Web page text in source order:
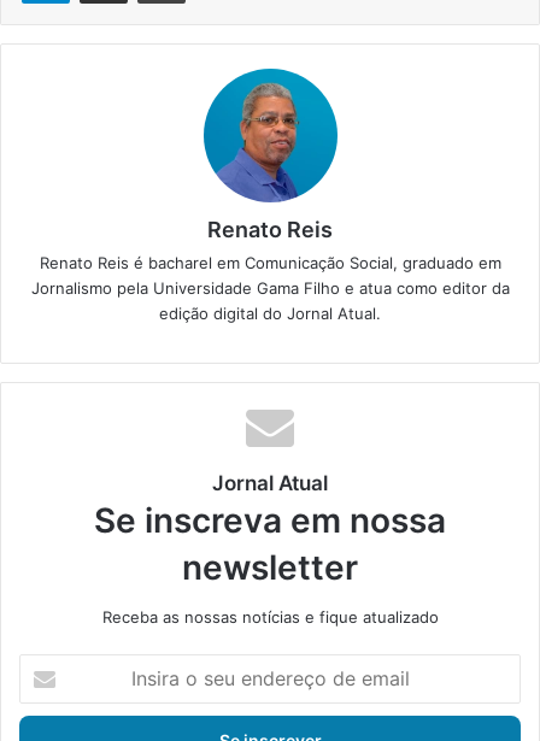
Renato Reis
Renato Reis é bacharel em Comunicação Social, graduado em
Jornalismo pela Universidade Gama Filho e atua como editor da
edição digital do Jornal Atual.
Jornal Atual
Se inscreva em nossa
newsletter
Receba as nossas notícias e fique atualizado
s